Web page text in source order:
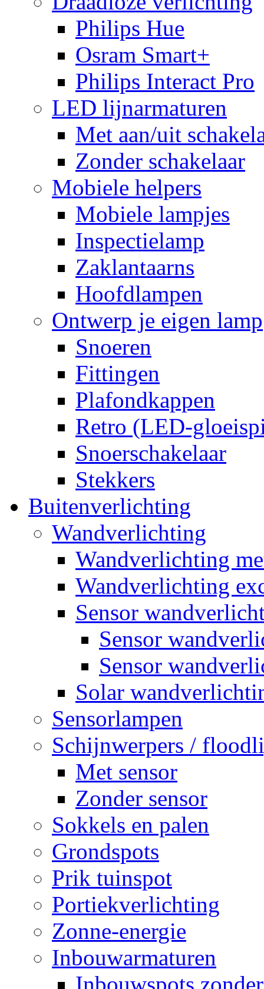
Philips Hue
Osram Smart+
Philips Interact Pro
LED lijnarmaturen
Met aan/uit
Zonder schakelaar
Mobiele helpers
Mobiele lampjes
Inspectielamp
Zaklantaarns
Hoofdlampen
Ontwerp je eigen lamp
Snoeren
Fittingen
Plafondkappen
Retro (LED-
Snoerschakelaar
Stekkers
Buitenverlichting
Wandverlichting
Wandverlichting
Wandverlichting
Sensor
Sensor
Sensor
Solar
Sensorlampen
Schijnwerpers /
Met sensor
Zonder sensor
Sokkels en palen
Grondspots
Prik tuinspot
Portiekverlichting
Zonne-energie
Inbouwarmaturen
Inbouwspots